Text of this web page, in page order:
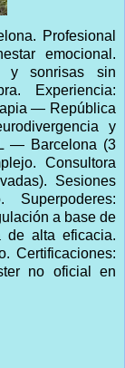
Profesional
emocional.
y sonrisas sin
Experiencia:
— República
y
— Barcelona (3
Consultora
Sesiones
Superpoderes:
a base de
de alta eficacia.
Certificaciones:
no oficial en